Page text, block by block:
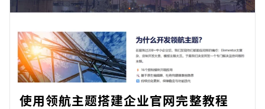
使用领航主题搭建企业官网完整教程